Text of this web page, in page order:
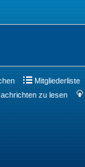
Mitgliederliste
zu lesen